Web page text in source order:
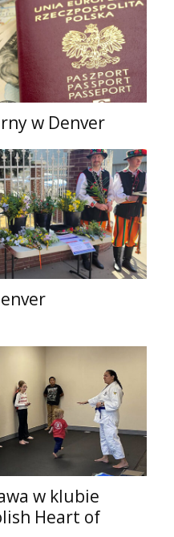
w Denver
w klubie
Heart of